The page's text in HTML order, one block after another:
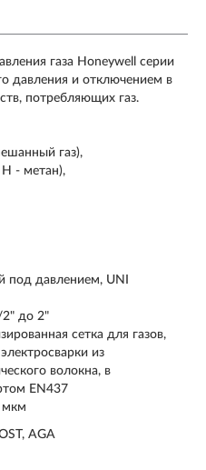
газа Honeywell серии
давления и отключением в
потребляющих газ.
газ),
Н - метан),
под давлением, UNI
2" до 2"
сетка для газов,
из
волокна, в
EN437
мкм
AGA